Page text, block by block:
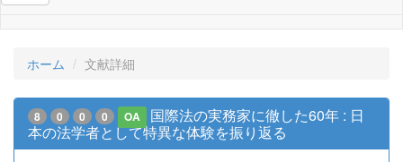
ホーム 文献詳細
8 0 0 0 OA
国際法の実務家に徹した60年 : 日
本の法学者として特異な体験を振り返る